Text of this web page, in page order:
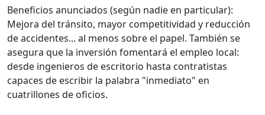
Beneficios anunciados (según nadie en particular):
Mejora del tránsito, mayor competitividad y reducción
de accidentes... al menos sobre el papel. También se
asegura que la inversión fomentará el empleo local:
desde ingenieros de escritorio hasta contratistas
capaces de escribir la palabra "inmediato" en
cuatrillones de oficios.